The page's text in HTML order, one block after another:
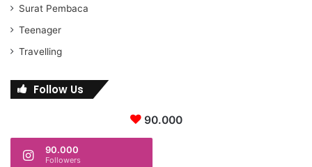
Surat Pembaca
Teenager
Travelling
Follow Us
90.000
90.000
Followers